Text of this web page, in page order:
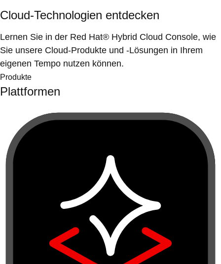
Cloud-Technologien entdecken
Lernen Sie in der Red Hat® Hybrid Cloud Console, wie
Sie unsere Cloud-Produkte und -Lösungen in Ihrem
eigenen Tempo nutzen können.
Produkte
Plattformen